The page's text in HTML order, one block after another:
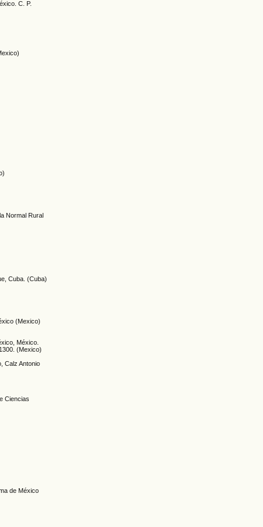
C. P.
Normal Rural
Cuba. (Cuba)
(Mexico)
México.
(Mexico)
Calz Antonio
Ciencias
de México